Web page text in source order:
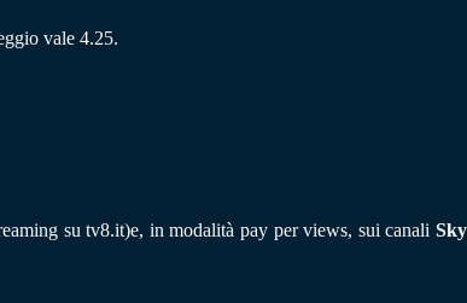
vale 4.25.
su tv8.it)e, in modalità pay per views, sui canali Sky